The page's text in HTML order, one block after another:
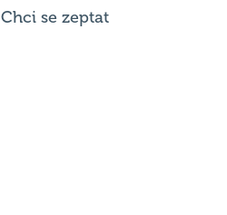
Chci se zeptat